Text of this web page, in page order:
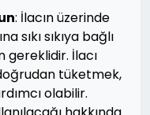
: İlacın üzerinde
sıkı sıkıya bağlı
gereklidir. İlacı
tüketmek,
olabilir.